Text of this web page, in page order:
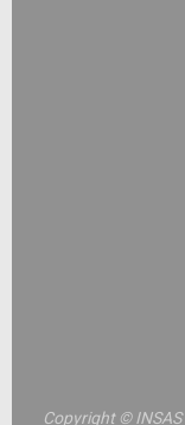
Copyright © INSAS